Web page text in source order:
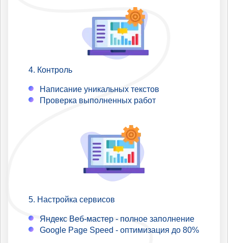
Контроль
Написание уникальных текстов
Проверка выполненных работ
Настройка сервисов
Яндекс Веб-мастер - полное заполнение
Google Page Speed - оптимизация до 80%